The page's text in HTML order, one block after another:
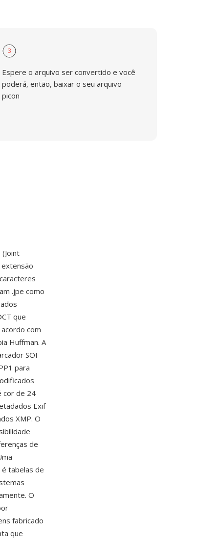
3
Espere o arquivo ser convertido e você
poderá, então, baixar o seu arquivo
picon
(Joint
.jpe como
que
com
Huffman. A
SOI
para
cor de 24
Exif
XMP. O
de
tabelas de
O
fabricado
que